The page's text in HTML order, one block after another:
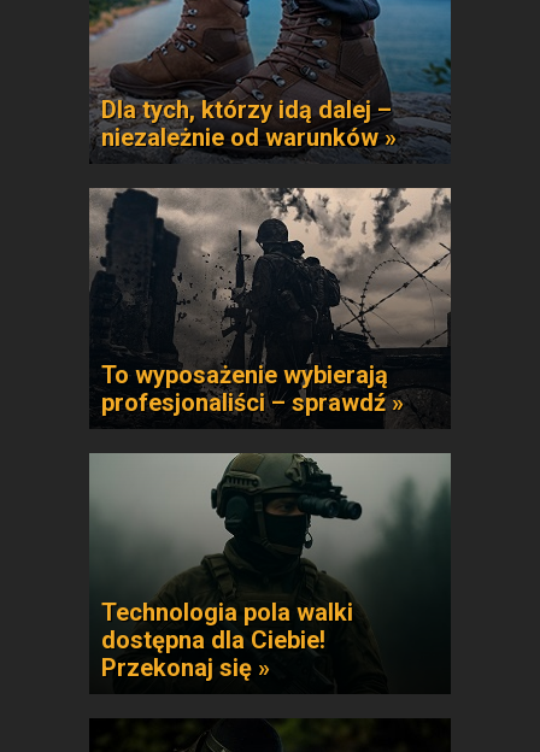
Dla tych, którzy idą dalej –
niezależnie od warunków »
To wyposażenie wybierają
profesjonaliści – sprawdź »
Technologia pola walki
dostępna dla Ciebie!
Przekonaj się »